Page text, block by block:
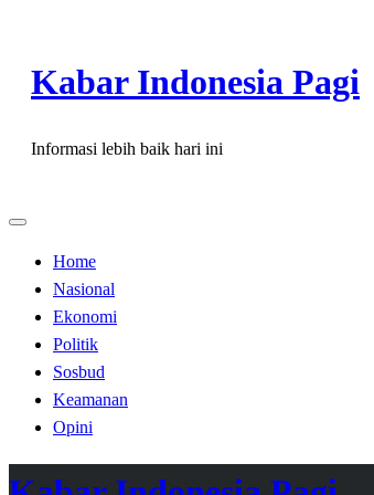
content
Kabar Indonesia Pagi
Informasi lebih baik hari ini
Home
Nasional
Ekonomi
Politik
Sosbud
Keamanan
Opini